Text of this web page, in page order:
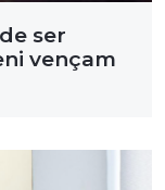
ser
vençam